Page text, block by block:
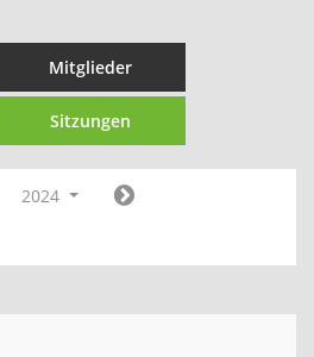
Mitglieder
Sitzungen
2024